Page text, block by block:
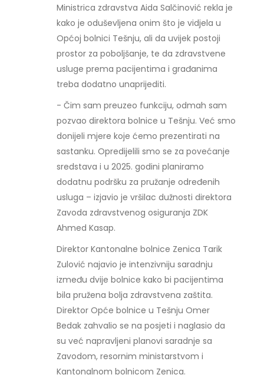
Ministrica zdravstva Aida Salčinović rekla je
kako je oduševljena onim što je vidjela u
Općoj bolnici Tešnju, ali da uvijek postoji
prostor za poboljšanje, te da zdravstvene
usluge prema pacijentima i građanima
treba dodatno unaprijediti.
- Čim sam preuzeo funkciju, odmah sam
pozvao direktora bolnice u Tešnju. Već smo
donijeli mjere koje ćemo prezentirati na
sastanku. Opredijelili smo se za povećanje
sredstava i u 2025. godini planiramo
dodatnu podršku za pružanje određenih
usluga – izjavio je vršilac dužnosti direktora
Zavoda zdravstvenog osiguranja ZDK
Ahmed Kasap.
Direktor Kantonalne bolnice Zenica Tarik
Zulović najavio je intenzivniju saradnju
između dvije bolnice kako bi pacijentima
bila pružena bolja zdravstvena zaštita.
Direktor Opće bolnice u Tešnju Omer
Bedak zahvalio se na posjeti i naglasio da
su već napravljeni planovi saradnje sa
Zavodom, resornim ministarstvom i
Kantonalnom bolnicom Zenica.